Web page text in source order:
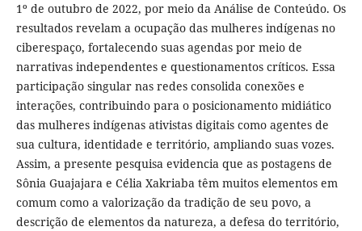
1º de outubro de 2022, por meio da Análise de Conteúdo. Os
resultados revelam a ocupação das mulheres indígenas no
ciberespaço, fortalecendo suas agendas por meio de
narrativas independentes e questionamentos críticos. Essa
participação singular nas redes consolida conexões e
interações, contribuindo para o posicionamento midiático
das mulheres indígenas ativistas digitais como agentes de
sua cultura, identidade e território, ampliando suas vozes.
Assim, a presente pesquisa evidencia que as postagens de
Sônia Guajajara e Célia Xakriaba têm muitos elementos em
comum como a valorização da tradição de seu povo, a
descrição de elementos da natureza, a defesa do território,